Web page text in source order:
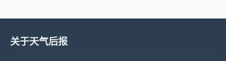
关于天气后报